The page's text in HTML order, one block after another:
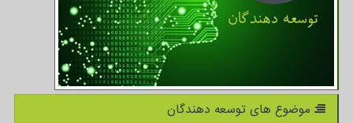
موضوع های توسعه دهندگان